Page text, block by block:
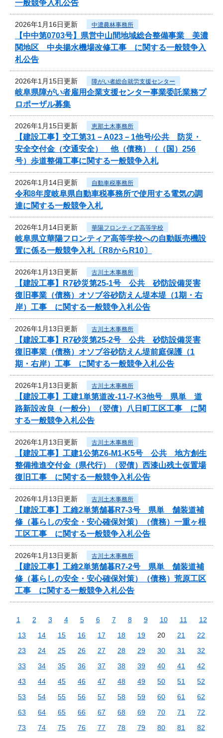
一般競争入札公告
2026年1月16日更新 中濃農林事務所
【中中第0703号】県営中山間地域総合整備事業 美濃
関地区 中央揚水機場改修工事 に関する一般競争入
札公告
2026年1月15日更新 障がい者総合就労支援センター
岐阜県障がい者雇用企業支援センター事業委託業務プ
ロポーザル募集
2026年1月15日更新 恵那土木事務所
【建設工事】交工第31－A023－1他号/公共 防災・
安全交付金（交通安全） 他（債務）（（国）256
号）歩道整備工事に関する一般競争入札
2026年1月14日更新 自動車税事務所
令和8年度岐阜県自動車税事務所で使用する電気の調
達に関する一般競争入札
2026年1月14日更新 華陽フロンティア高等学校
岐阜県立華陽フロンティア高等学校への自動販売機設
置に係る一般競争入札〔R8からR10〕
2026年1月13日更新 古川土木事務所
【建設工事】R7砂災第25-1号 公共 砂防設備災害
復旧事業（債務）オソブ谷砂防えん堤本堤（1期・右
岸）工事 に関する一般競争入札公告
2026年1月13日更新 古川土木事務所
【建設工事】R7砂災第25-2号 公共 砂防設備災害
復旧事業（債務）オソブ谷砂防えん堤前庭保護（1
期・右岸）工事 に関する一般競争入札公告
2026年1月13日更新 古川土木事務所
【建設工事】工建1単第道改-11-7-K3他号 県単 道
路新設改良（一般分）（翌債）八日町工区工事 に関
する一般競争入札公告
2026年1月13日更新 古川土木事務所
【建設工事】工建1公第Z6-M1-K5号 公共 地方創生
整備推進交付金（県代行）（翌債）西漆山残土仮置場
復旧工事 に関する一般競争入札公告
2026年1月13日更新 古川土木事務所
【建設工事】工維2単第舗暮R7-3号 県単 舗装道補
修（暮らしの安全・安心確保対策）（債務）一重ヶ根
工区工事 に関する一般競争入札公告
2026年1月13日更新 古川土木事務所
【建設工事】工維2単第舗暮R7-2号 県単 舗装道補
修（暮らしの安全・安心確保対策）（債務）荒原工区
工事 に関する一般競争入札公告
1 2 3 4 5 6 7 8 9 10 11
12
13
14 15 16 17 18 19 20 21
22
23
24 25 26 27 28 29 30 31
32
33
34 35 36 37 38 39 40 41
42
43
44 45 46 47 48 49 50 51
52
53
54 55 56 57 58 59 60 61
62
63
64 65 66 67 68 69 70 71
72
73
74 75 76 77 78 79 80 81
82